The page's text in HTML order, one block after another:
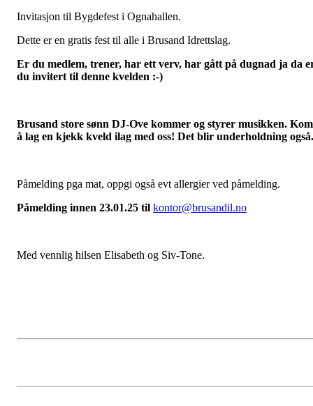
Invitasjon til Bygdefest i Ognahallen.
Dette er en gratis fest til alle i Brusand Idrettslag.
Er du medlem, trener, har ett verv, har gått på dugnad ja da
du invitert til denne kvelden :-)
Brusand store sønn DJ-Ove kommer og styrer musikken. Kom
å lag en kjekk kveld ilag med oss! Det blir underholdning også.
Påmelding pga mat, oppgi også evt allergier ved påmelding.
Påmelding innen 23.01.25 til kontor@brusandil.no
Med vennlig hilsen Elisabeth og Siv-Tone.